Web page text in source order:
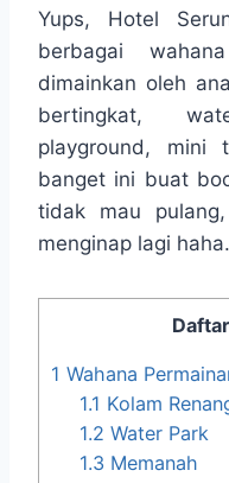
Yups, Hotel
berbagai
dimainkan oleh
bertingkat,
playground, mini
banget ini buat
tidak mau
menginap lagi
1 Wahana
1.1 Kolam
1.2 Water Park
1.3 Memanah